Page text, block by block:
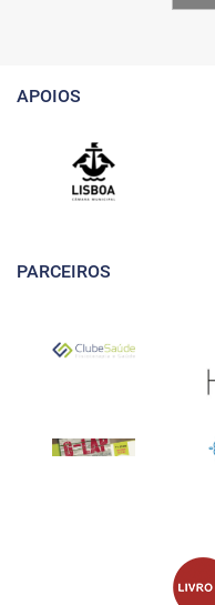
APOIOS
PARCEIROS